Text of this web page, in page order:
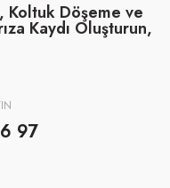
Koltuk Döşeme ve
Kaydı Oluşturun,
97